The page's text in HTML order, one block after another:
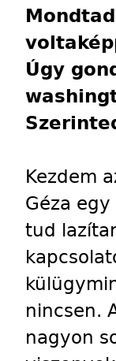
Úgy
Kezdem
Géza
tud
nincsen.
nagyon